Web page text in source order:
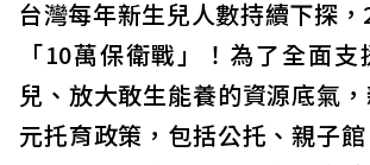
台灣每年新生兒人數持續下探
「10萬保衛戰」！為了全面
兒、放大敢生能養的資源底氣
元托育政策，包括公托、親子